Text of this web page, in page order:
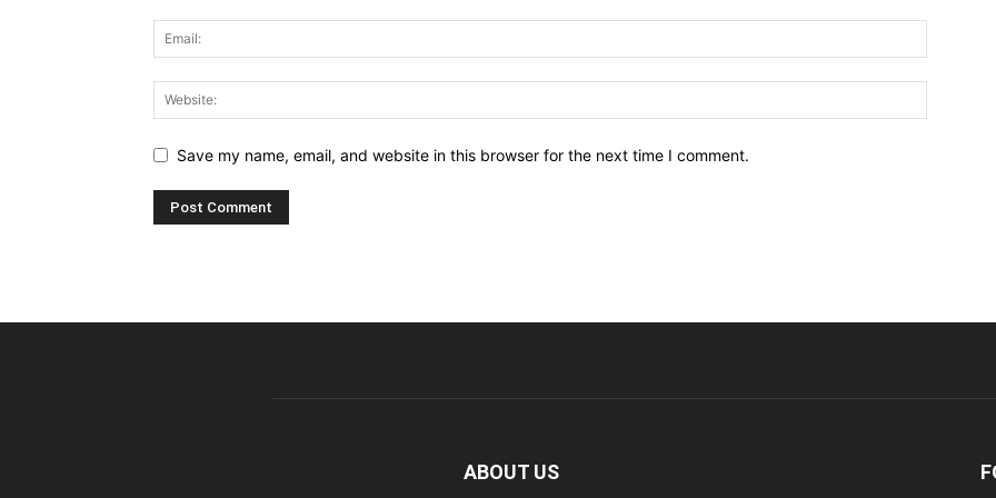
Save my name, email, and website in this browser for the next time I comment.
ABOUT US